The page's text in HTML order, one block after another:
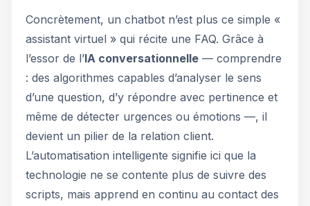
Concrètement, un chatbot n’est plus ce simple «
assistant virtuel » qui récite une FAQ. Grâce à
l’essor de l’IA conversationnelle — comprendre
: des algorithmes capables d’analyser le sens
d’une question, d’y répondre avec pertinence et
même de détecter urgences ou émotions —, il
devient un pilier de la relation client.
L’automatisation intelligente signifie ici que la
technologie ne se contente plus de suivre des
scripts, mais apprend en continu au contact des